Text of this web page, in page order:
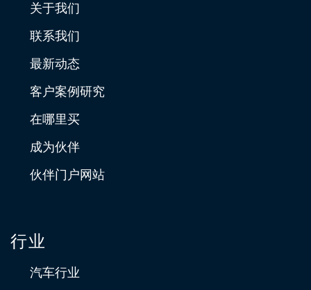
关于我们
联系我们
最新动态
客户案例研究
在哪里买
成为伙伴
伙伴门户网站
行业
汽车行业